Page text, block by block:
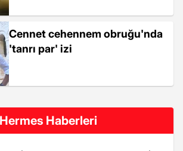
Cennet cehennem obruğu'nda
'tanrı par' izi
Haberleri